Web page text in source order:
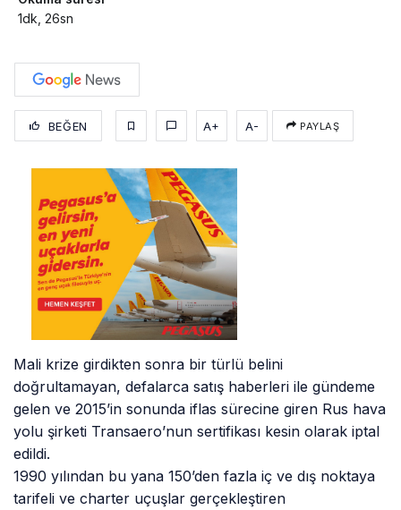
1dk, 26sn
BEĞEN A+ A- PAYLAŞ
Mali krize girdikten sonra bir türlü belini
doğrultamayan, defalarca satış haberleri ile gündeme
gelen ve 2015’in sonunda iflas sürecine giren Rus hava
yolu şirketi Transaero’nun sertifikası kesin olarak iptal
edildi.
1990 yılından bu yana 150’den fazla iç ve dış noktaya
tarifeli ve charter uçuşlar gerçekleştiren